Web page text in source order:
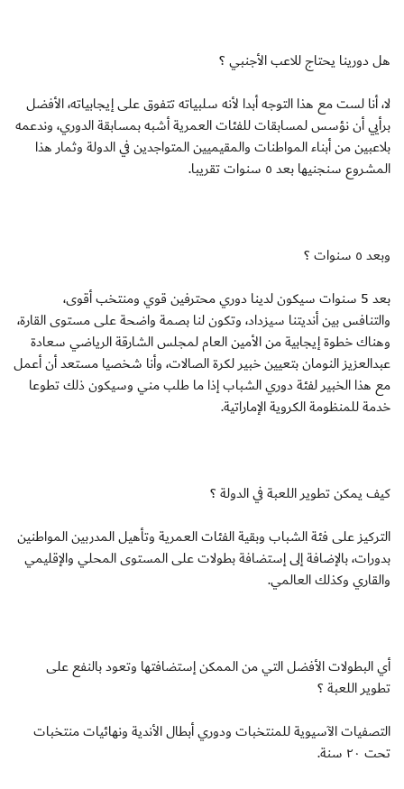
هل دورينا يحتاج للاعب الأجنبي ؟
لا، أنا لست مع هذا التوجه أبدا لأنه سلبياته تتفوق على إيجابياته، الأفضل
برأيي أن نؤسس لمسابقات للفئات العمرية أشبه بمسابقة الدوري، وندعمه
بلاعبين من أبناء المواطنات والمقيميين المتواجدين في الدولة وثمار هذا
المشروع سنجنيها بعد ٥ سنوات تقريبا.
وبعد ٥ سنوات ؟
بعد 5 سنوات سيكون لدينا دوري محترفين قوي ومنتخب أقوى،
والتنافس بين أنديتنا سيزداد، وتكون لنا بصمة واضحة على مستوى القارة،
وهناك خطوة إيجابية من الأمين العام لمجلس الشارقة الرياضي سعادة
عبدالعزيز النومان بتعيين خبير لكرة الصالات، وأنا شخصيا مستعد أن أعمل
مع هذا الخبير لفئة دوري الشباب إذا ما طلب مني وسيكون ذلك تطوعا
خدمة للمنظومة الكروية الإماراتية.
كيف يمكن تطوير اللعبة في الدولة ؟
التركيز على فئة الشباب وبقية الفئات العمرية وتأهيل المدربين المواطنين
بدورات، بالإضافة إلى إستضافة بطولات على المستوى المحلي والإقليمي
والقاري وكذلك العالمي.
أي البطولات الأفضل التي من الممكن إستضافتها وتعود بالنفع على
تطوير اللعبة ؟
التصفيات الآسيوية للمنتخبات ودوري أبطال الأندية ونهائيات منتخبات
تحت ٢٠ سنة.